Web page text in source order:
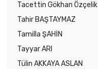
Tacettin Gökhan Özçelik
Tahir BAŞTAYMAZ
Tamilla ŞAHİN
Tayyar ARI
Tülin AKKAYA ASLAN